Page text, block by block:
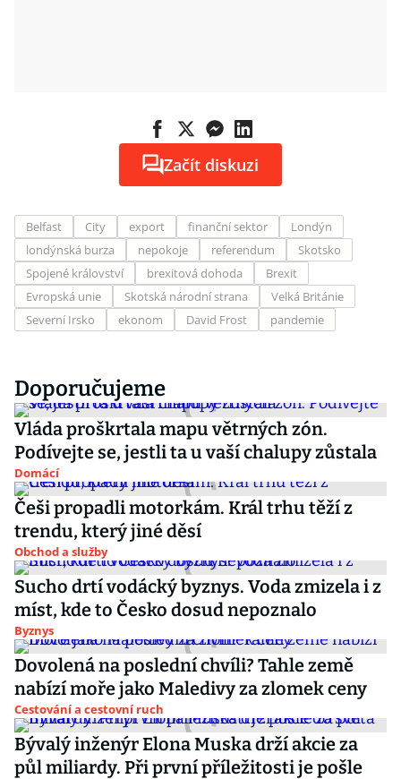
Začít diskuzi
Belfast City export finanční sektor
Londýn
londýnská burza
nepokoje referendum
Skotsko
Spojené království
brexitová dohoda
Brexit
Evropská unie
Skotská národní strana
Velká Británie
Severní Irsko
ekonom David Frost pandemie
Doporučujeme
Vláda proškrtala mapu větrných zón.
Podívejte se, jestli ta u vaší chalupy zůstala
Domácí
Češi propadli motorkám. Král trhu těží z
trendu, který jiné děsí
Obchod a služby
Sucho drtí vodácký byznys. Voda zmizela i z
míst, kde to Česko dosud nepoznalo
Byznys
Dovolená na poslední chvíli? Tahle země
nabízí moře jako Maledivy za zlomek ceny
Cestování a cestovní ruch
Bývalý inženýr Elona Muska drží akcie za
půl miliardy. Při první příležitosti je pošle